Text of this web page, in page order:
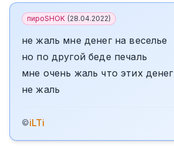
пироSHOK (28.04.2022)
не жаль мне денег на веселье
но по другой беде печаль
мне очень жаль что этих денег
не жаль
©iLTi